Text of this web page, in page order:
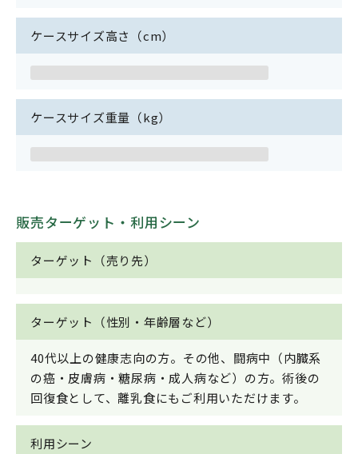
ケースサイズ高さ（cm）
ケースサイズ重量（kg）
販売ターゲット・利用シーン
ターゲット（売り先）
ターゲット（性別・年齢層など）
40代以上の健康志向の方。その他、闘病中（内臓系
の癌・皮膚病・糖尿病・成人病など）の方。術後の
回復食として、離乳食にもご利用いただけます。
利用シーン